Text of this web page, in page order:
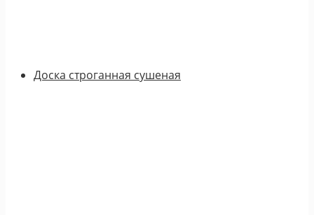
Доска строганная сушеная